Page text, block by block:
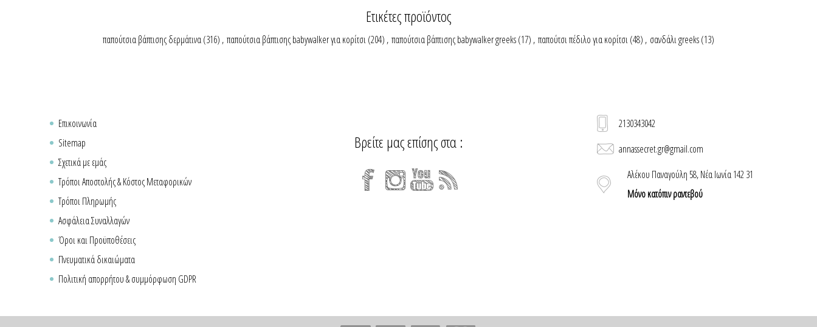
Ετικέτες προϊόντος
παπούτσια βάπτισης δερμάτινα(316) , παπούτσια βάπτισης babywalker για κορίτσι(204) , παπούτσια βάπτισης babywalker greeks(17) , παπούτσι πέδιλο για κορίτσι(48) , σανδάλι greeks(13)
Επικοινωνία
Sitemap
Σχετικά με εμάς
Τρόποι Αποστολής & Κόστος Μεταφορικών
Τρόποι Πληρωμής
Ασφάλεια Συναλλαγών
Όροι και Προϋποθέσεις
Πνευματικά δικαιώματα
Πολιτική απορρήτου & συμμόρφωση GDPR
Βρείτε μας επίσης στα :
2130343042
annassecret.gr@gmail.com
Αλέκου Παναγούλη 58, Νέα Ιωνία 142 31
Μόνο κατόπιν ραντεβού